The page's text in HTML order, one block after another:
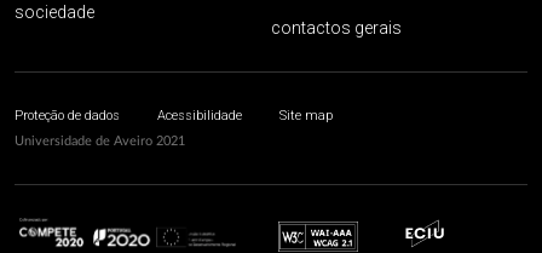
sociedade
contactos gerais
Proteção de dados Acessibilidade Site map
Universidade de Aveiro 2021